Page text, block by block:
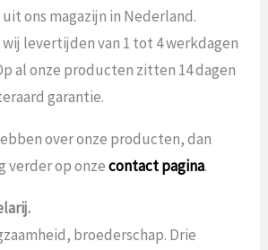
ons magazijn in Nederland.
levertijden van 1 tot 4 werkdagen
al onze producten zitten 14 dagen
garantie.
over onze producten, dan
verder op onzecontact pagina.
broederschap. Drie